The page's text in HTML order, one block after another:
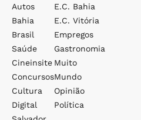
Autos
Bahia
Brasil
Saúde
Cineinsite
Concursos
Cultura
Digital
E.c. Bahia
E.c. Vitória
Empregos
Gastronomia
Muito
Mundo
Opinião
Política